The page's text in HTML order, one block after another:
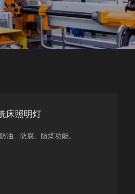
床照明灯
油、防腐、防爆功能。